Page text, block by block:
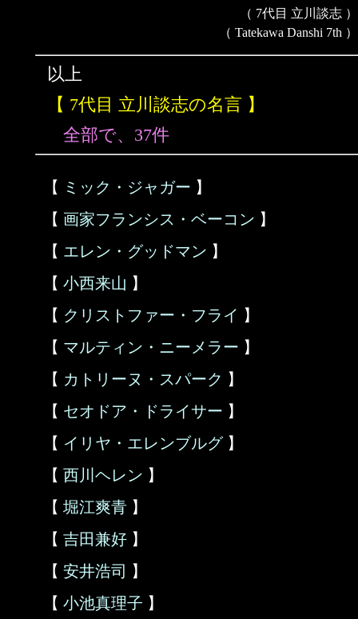
（ 7代目 立川談志 ）
（ Tatekawa Danshi 7th ）
以上
【 7代目 立川談志の名言 】
全部で、37件
【 ミック・ジャガー 】
【 画家フランシス・ベーコン 】
【 エレン・グッドマン 】
【 小西来山 】
【 クリストファー・フライ 】
【 マルティン・ニーメラー 】
【 カトリーヌ・スパーク 】
【 セオドア・ドライサー 】
【 イリヤ・エレンブルグ】
【 西川ヘレン 】
【 堀江爽青 】
【 吉田兼好 】
【 安井浩司 】
【 小池真理子 】